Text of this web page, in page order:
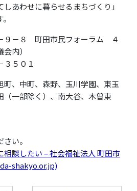
あわせに暮らせるまちづくり」
９－８ 町田市民フォーラム ４
内）
５０１
、中町、森野、玉川学園、東玉
（一部除く）、南大谷、木曽東
い。
談したい – 社会福祉法人 町田市
shakyo.or.jp)